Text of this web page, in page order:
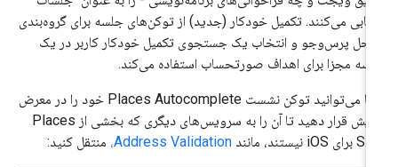
می‌کنند. تکمیل خودکار (جدید) از توکن‌های جلسه برای گروه‌بندی
پرس‌وجو و انتخاب یک جستجوی تکمیل خودکار کاربر در یک
مجزا برای اهداف صورتحساب استفاده می‌کند.
شما می‌توانید توکن نشست Places Autocomplete خود را در معرض
نمایش قرار دهید تا آن را به سرویس‌های دیگری که بخشی از Places
Address Validation، منتقل کنید: